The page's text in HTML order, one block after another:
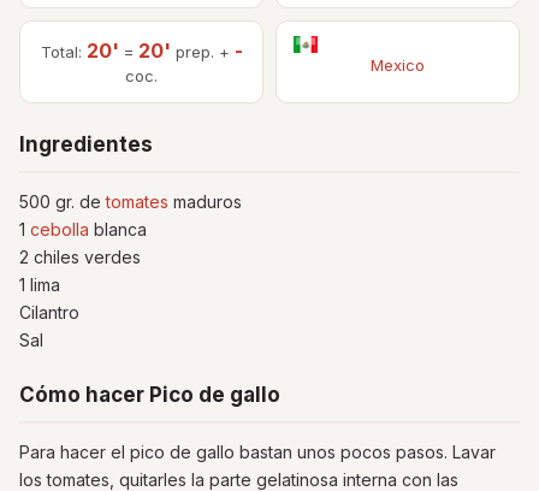
Total: 20' = 20' prep. + -
coc.
Mexico
Ingredientes
500 gr. detomates maduros
1 cebolla blanca
2 chiles verdes
1 lima
Cilantro
Sal
Cómo hacer Pico de gallo
Para hacer el pico de gallo bastan unos pocos pasos. Lavar
los tomates, quitarles la parte gelatinosa interna con las